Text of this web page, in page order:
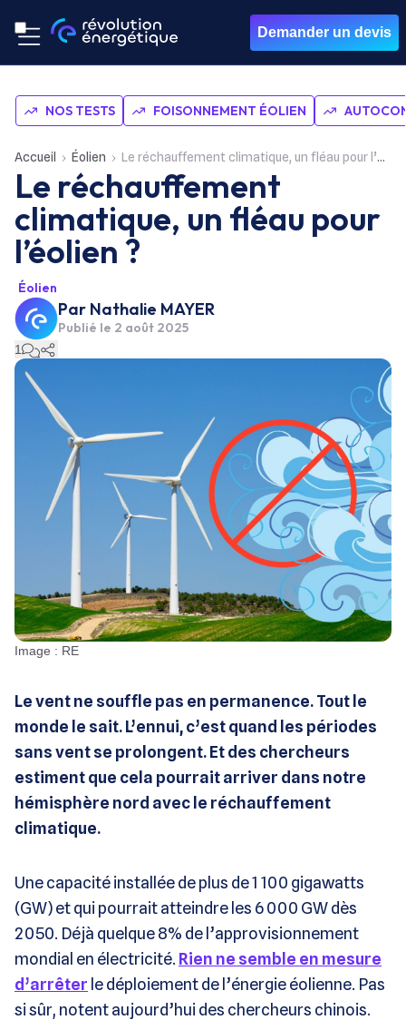
Demander un devis
NOS TESTS FOISONNEMENT ÉOLIEN
Accueil Éolien Le réchauffement climatique, un fléau pour l’éolien ?
Le réchauffement
climatique, un fléau pour
l’éolien ?
Éolien
Par Nathalie MAYER
Publié le 2 août 2025
1
Image : RE
Le vent ne souffle pas en permanence. Tout le
monde le sait. L’ennui, c’est quand les périodes
sans vent se prolongent. Et des chercheurs
estiment que cela pourrait arriver dans notre
hémisphère nord avec le réchauffement
climatique.
Une capacité installée de plus de 1 100 gigawatts
(GW) et qui pourrait atteindre les 6 000 GW dès
2050. Déjà quelque 8% de l’approvisionnement
mondial en électricité. Rien ne semble en mesure
d’arrêter le déploiement de l’énergie éolienne. Pas
si sûr, notent aujourd’hui des chercheurs chinois.